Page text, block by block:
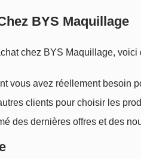
BYS Maquillage
chez BYS Maquillage, voici
vous avez réellement besoin
clients pour choisir les
des dernières offres et des